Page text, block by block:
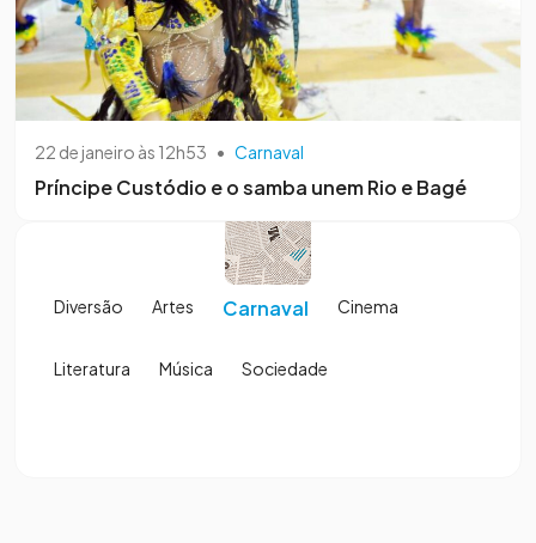
22 de janeiro às 12h53 • Carnaval
Príncipe Custódio e o samba unem Rio e Bagé
Diversão Artes Carnaval Cinema
Literatura Música Sociedade